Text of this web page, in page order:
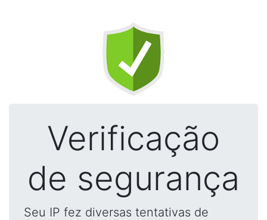
Verificação
de segurança
Seu IP fez diversas tentativas de